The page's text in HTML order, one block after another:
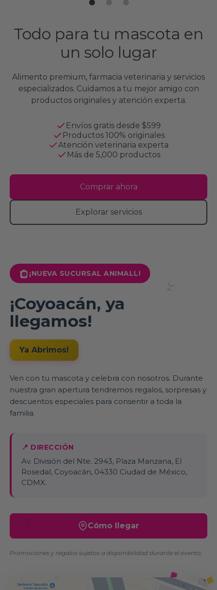
Todo para tu mascota en
un solo lugar
Alimento premium, farmacia veterinaria y servicios
especializados. Cuidamos a tu mejor amigo con
productos originales y atención experta.
Envíos gratis desde $599
Productos 100% originales
Atención veterinaria experta
Más de 5,000 productos
Comprar ahora
Explorar servicios
¡NUEVA SUCURSAL ANIMALL!
¡Coyoacán, ya
llegamos!
Ya Abrimos!
Ven con tu mascota y celebra con nosotros. Durante
nuestra gran apertura tendremos regalos, sorpresas y
descuentos especiales para consentir a toda la
familia.
📍 DIRECCIÓN
Av. División del Nte. 2943, Plaza Manzana, El
Rosedal, Coyoacán, 04330 Ciudad de México,
CDMX.
Cómo llegar
Promociones y regalos sujetos a disponibilidad durante el evento.